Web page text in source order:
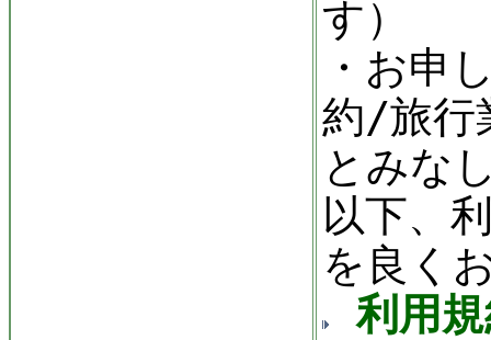
す）
・お申
約/旅行
とみな
以下、
を良く
利用